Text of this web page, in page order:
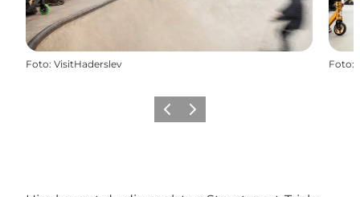
Foto: VisitHaderslev Foto:
ZurückWeiter